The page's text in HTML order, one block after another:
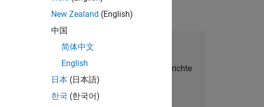
Talent Network beitreten
Erhalten Sie personalisierte Stellenangebote, Berichte
und Unternehmensneuigkeiten.
New Zealand (English)
中国
简体中文
English
日本 (日本語)
한국 (한국어)